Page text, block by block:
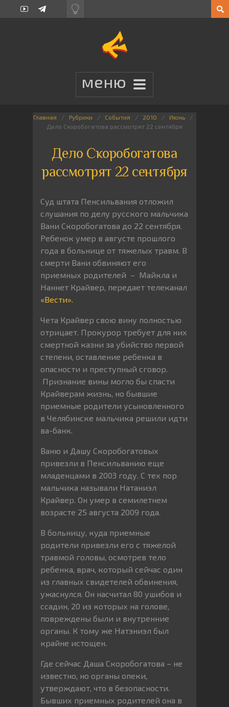
Главная Рубрики События 2010
Июнь
Дело Скоробогатова рассмотрят 22 сентября
Дело Скоробогатова
рассмотрят 22 сентября
Суд штата Пенсильвания отложил
слушания по делу русского мальчика
Вани Скоробогатова до 22 сентября.
Ребенок умер в августе прошлого
года в больнице от тяжелых травм. В
смерти Вани обвиняют его
приемных родителей – Майкла и
Наннет Крайвер, передает телеканал
«Вести».
Чета Крайвер свою вину полностью
отрицает. Прокурор требует для них
смертной казни за убийство первой
степени, оставление ребенка в
опасности и преступный сговор.
Признание вины могло бы спасти
Крайверам жизнь, но бывшие
приемные родители усыновленного
в Челябинске мальчика решили идти
ва-банк.
Ваню и Дашу Скоробогатовых
привезли в Пенсильванию еще
младенцами в 2003 году. С тех пор
мальчика называли Натаниэл
Крайвер. Он умер в семилетнем
возрасте 25 августа 2009 года.
В больницу, куда приемные
родители привезли его с тяжелой
травмой головы, осмотрев тело
ребенка, врач, который сейчас один
из главных свидетелей обвинения,
ужаснулся. Он насчитал 80 ушибов и
ссадин, 20 из которых на голове,
повреждены были и внутренние
органы. К тому же Натэниэл был
крайне истощен.
Где сейчас Даша Скоробогатова – не
известно, но органы опеки,
утверждают, что в безопасности.
Бывших приемных родителей она в